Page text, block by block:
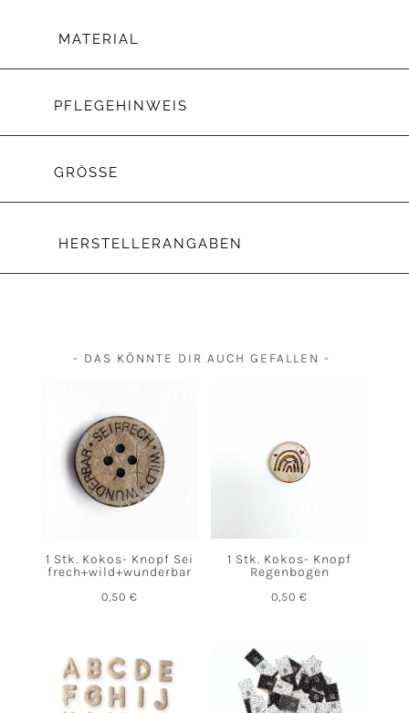
MATERIAL
PFLEGEHINWEIS
GRÖSSE
HERSTELLERANGABEN
- DAS KÖNNTE DIR AUCH GEFALLEN -
1 Stk. Kokos- Knopf Sei
frech+wild+wunderbar
0,50 €
1 Stk. Kokos- Knopf
Regenbogen
0,50€